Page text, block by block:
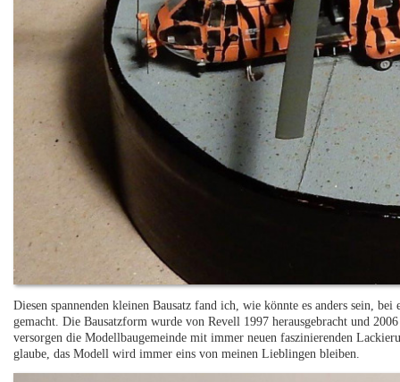
Diesen spannenden kleinen Bausatz fand ich, wie könnte es anders sein,
gemacht. Die Bausatzform wurde von Revell 1997 herausgebracht und
versorgen die Modellbaugemeinde mit immer neuen faszinierenden
glaube, das Modell wird immer eins von meinen Lieblingen bleiben.